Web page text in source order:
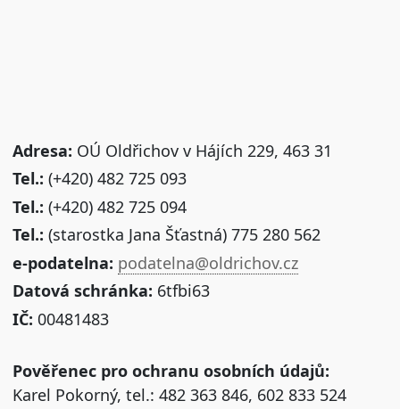
Adresa: OÚ Oldřichov v Hájích 229, 463 31
Tel.: (+420) 482 725 093
Tel.: (+420) 482 725 094
Tel.: (starostka Jana Šťastná) 775 280 562
e-podatelna: podatelna@oldrichov.cz
Datová schránka: 6tfbi63
IČ: 00481483
Pověřenec pro ochranu osobních údajů:
Karel Pokorný, tel.: 482 363 846, 602 833 524